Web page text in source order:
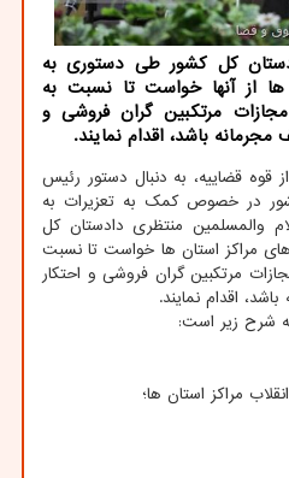
کل کشور طی دستوری به
از آنها خواست تا نسبت به
مرتکبین گران فروشی و
باشد، اقدام نمایند.
قوه قضاییه، به دنبال دستور رئیس
در خصوص کمک به تعزیرات به
والمسلمین منتظری دادستان کل
مراکز استان ها خواست تا نسبت
مرتکبین گران فروشی و احتکار
اقدام نمایند.
شرح زیر است:
مراکز استان ها؛